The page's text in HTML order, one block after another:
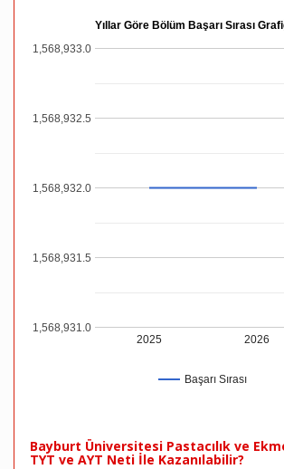
Yıllar Göre Bölüm Başarı Sırası
Başarı Sırası
2025 2026
1,568,931.0
1,568,931.5
1,568,932.0
1,568,932.5
1,568,933.0
Bayburt Üniversitesi Pastacılık ve
TYT ve AYT Neti İle Kazanılabilir?